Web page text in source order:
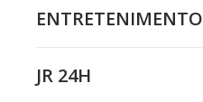
ENTRETENIMENTO
JR 24H